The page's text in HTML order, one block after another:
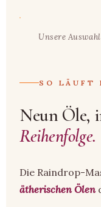
Unsere
SO LÄUFT
Neun Öle,
Reihenfolge.
Die Raindrop-
ätherischen Ölen